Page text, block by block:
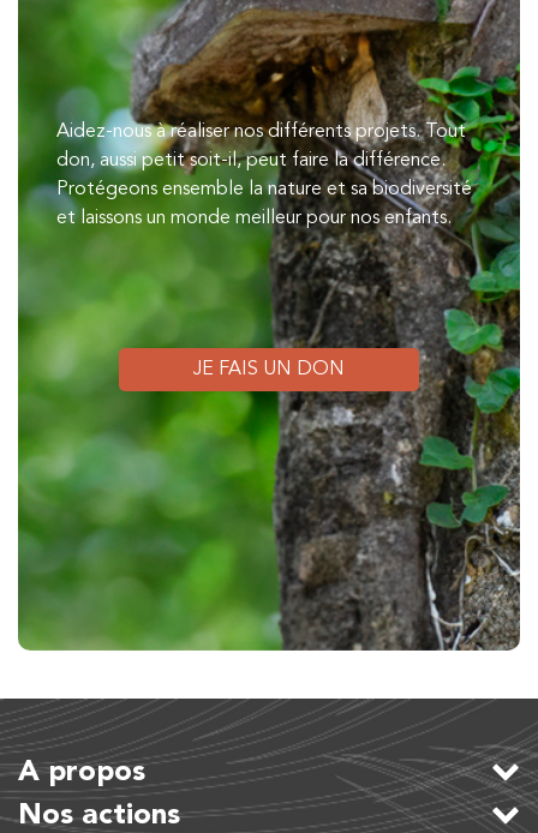
Aidez-nous à réaliser nos différents projets. Tout
don, aussi petit soit-il, peut faire la différence.
Protégeons ensemble la nature et sa biodiversité
et laissons un monde meilleur pour nos enfants.
JE FAIS UN DON
A propos
Nos actions